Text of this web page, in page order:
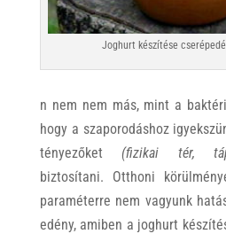
Joghurt készítése
n nem nem más, mint a
hogy a szaporodáshoz
tényezőket (fizikai tér,
biztosítani. Otthoni
paraméterre nem vagyunk
edény, amiben a joghurt